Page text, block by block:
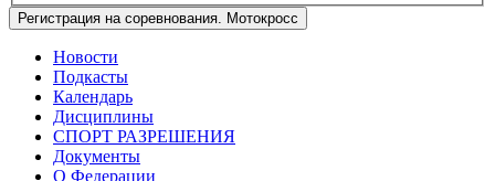
Регистрация на соревнования. Мотокросс
Новости
Подкасты
Календарь
Дисциплины
СПОРТ РАЗРЕШЕНИЯ
Документы
О Федерации